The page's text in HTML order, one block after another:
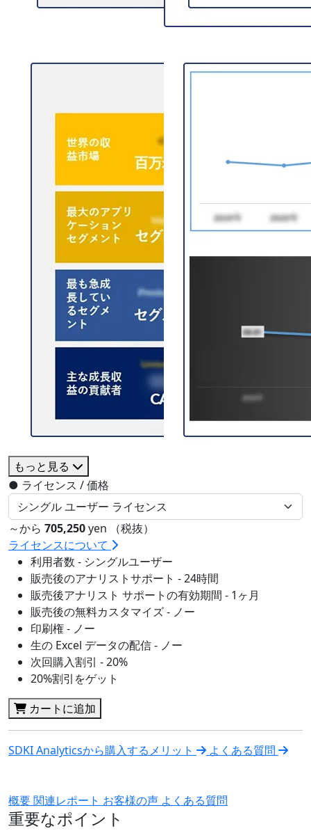
もっと見る
● ライセンス / 価格
～から 705,250yen （税抜）
ライセンスについて
利用者数 - シングルユーザー
販売後のアナリストサポート - 24時間
販売後アナリスト サポートの有効期間 - 1ヶ月
販売後の無料カスタマイズ - ノー
印刷権 - ノー
生の Excel データの配信 - ノー
次回購入割引 - 20%
20%割引をゲット
カートに追加
SDKI Analyticsから購入するメリット よくある質問
概要関連レポート お客様の声 よくある質問
重要なポイント